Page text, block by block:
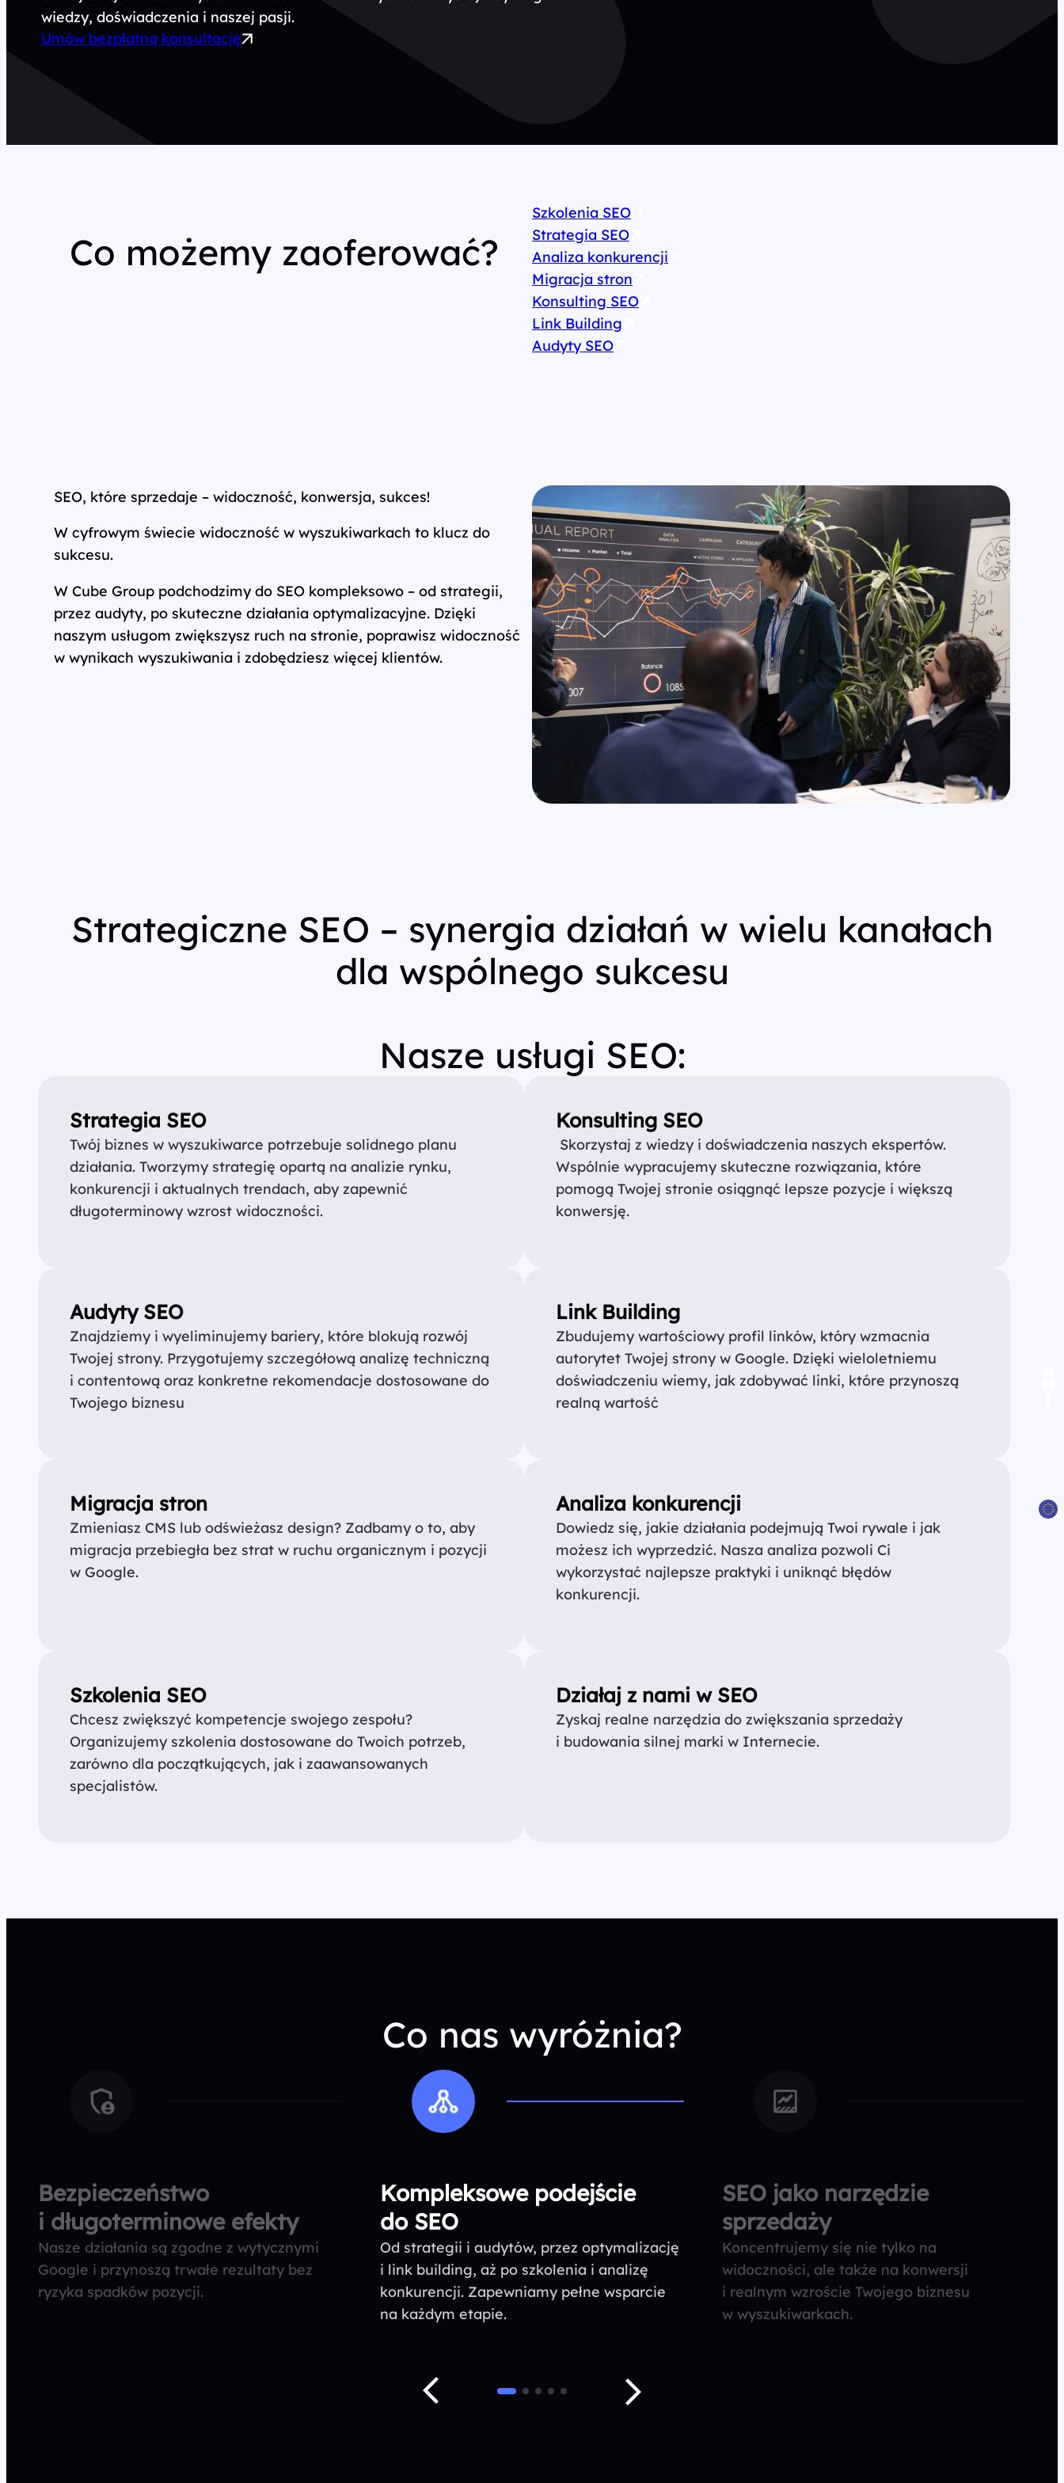
Wszystkie usługi
wiedzy, doświadczenia i naszej pasji.
Umów bezpłatną konsultację
Co możemy zaoferować?
Szkolenia SEO
Strategia SEO
Analiza konkurencji
Migracja stron
Konsulting SEO
Link Building
Audyty SEO
SEO, które sprzedaje – widoczność, konwersja, sukces!
W cyfrowym świecie widoczność w wyszukiwarkach to klucz do
sukcesu.
W Cube Group podchodzimy do SEO kompleksowo – od strategii,
przez audyty, po skuteczne działania optymalizacyjne. Dzięki
naszym usługom zwiększysz ruch na stronie, poprawisz widoczność
w wynikach wyszukiwania i zdobędziesz więcej klientów.
Strategiczne SEO – synergia działań w wielu kanałach
dla wspólnego sukcesu
Nasze usługi SEO:
Strategia SEO
Twój biznes w wyszukiwarce potrzebuje solidnego planu
działania. Tworzymy strategię opartą na analizie rynku,
konkurencji i aktualnych trendach, aby zapewnić
długoterminowy wzrost widoczności.
Konsulting SEO
Skorzystaj z wiedzy i doświadczenia naszych ekspertów.
Wspólnie wypracujemy skuteczne rozwiązania, które
pomogą Twojej stronie osiągnąć lepsze pozycje i większą
konwersję.
Audyty SEO
Znajdziemy i wyeliminujemy bariery, które blokują rozwój
Twojej strony. Przygotujemy szczegółową analizę techniczną
i contentową oraz konkretne rekomendacje dostosowane do
Twojego biznesu
Link Building
Zbudujemy wartościowy profil linków, który wzmacnia
autorytet Twojej strony w Google. Dzięki wieloletniemu
doświadczeniu wiemy, jak zdobywać linki, które przynoszą
realną wartość
Migracja stron
Zmieniasz CMS lub odświeżasz design? Zadbamy o to, aby
migracja przebiegła bez strat w ruchu organicznym i pozycji
w Google.
Analiza konkurencji
Dowiedz się, jakie działania podejmują Twoi rywale i jak
możesz ich wyprzedzić. Nasza analiza pozwoli Ci
wykorzystać najlepsze praktyki i uniknąć błędów
konkurencji.
Szkolenia SEO
Chcesz zwiększyć kompetencje swojego zespołu?
Organizujemy szkolenia dostosowane do Twoich potrzeb,
zarówno dla początkujących, jak i zaawansowanych
specjalistów.
Działaj z nami w SEO
Zyskaj realne narzędzia do zwiększania sprzedaży
i budowania silnej marki w Internecie.
Co nas wyróżnia?
Bezpieczeństwo
i długoterminowe efekty
Nasze działania są zgodne z wytycznymi
Google i przynoszą trwałe rezultaty bez
ryzyka spadków pozycji.
Kompleksowe podejście
do SEO
Od strategii i audytów, przez optymalizację
i link building, aż po szkolenia i analizę
konkurencji. Zapewniamy pełne wsparcie
na każdym etapie.
SEO jako narzędzie
sprzedaży
Koncentrujemy się nie tylko na
widoczności, ale także na konwersji
i realnym wzroście Twojego biznesu
w wyszukiwarkach.